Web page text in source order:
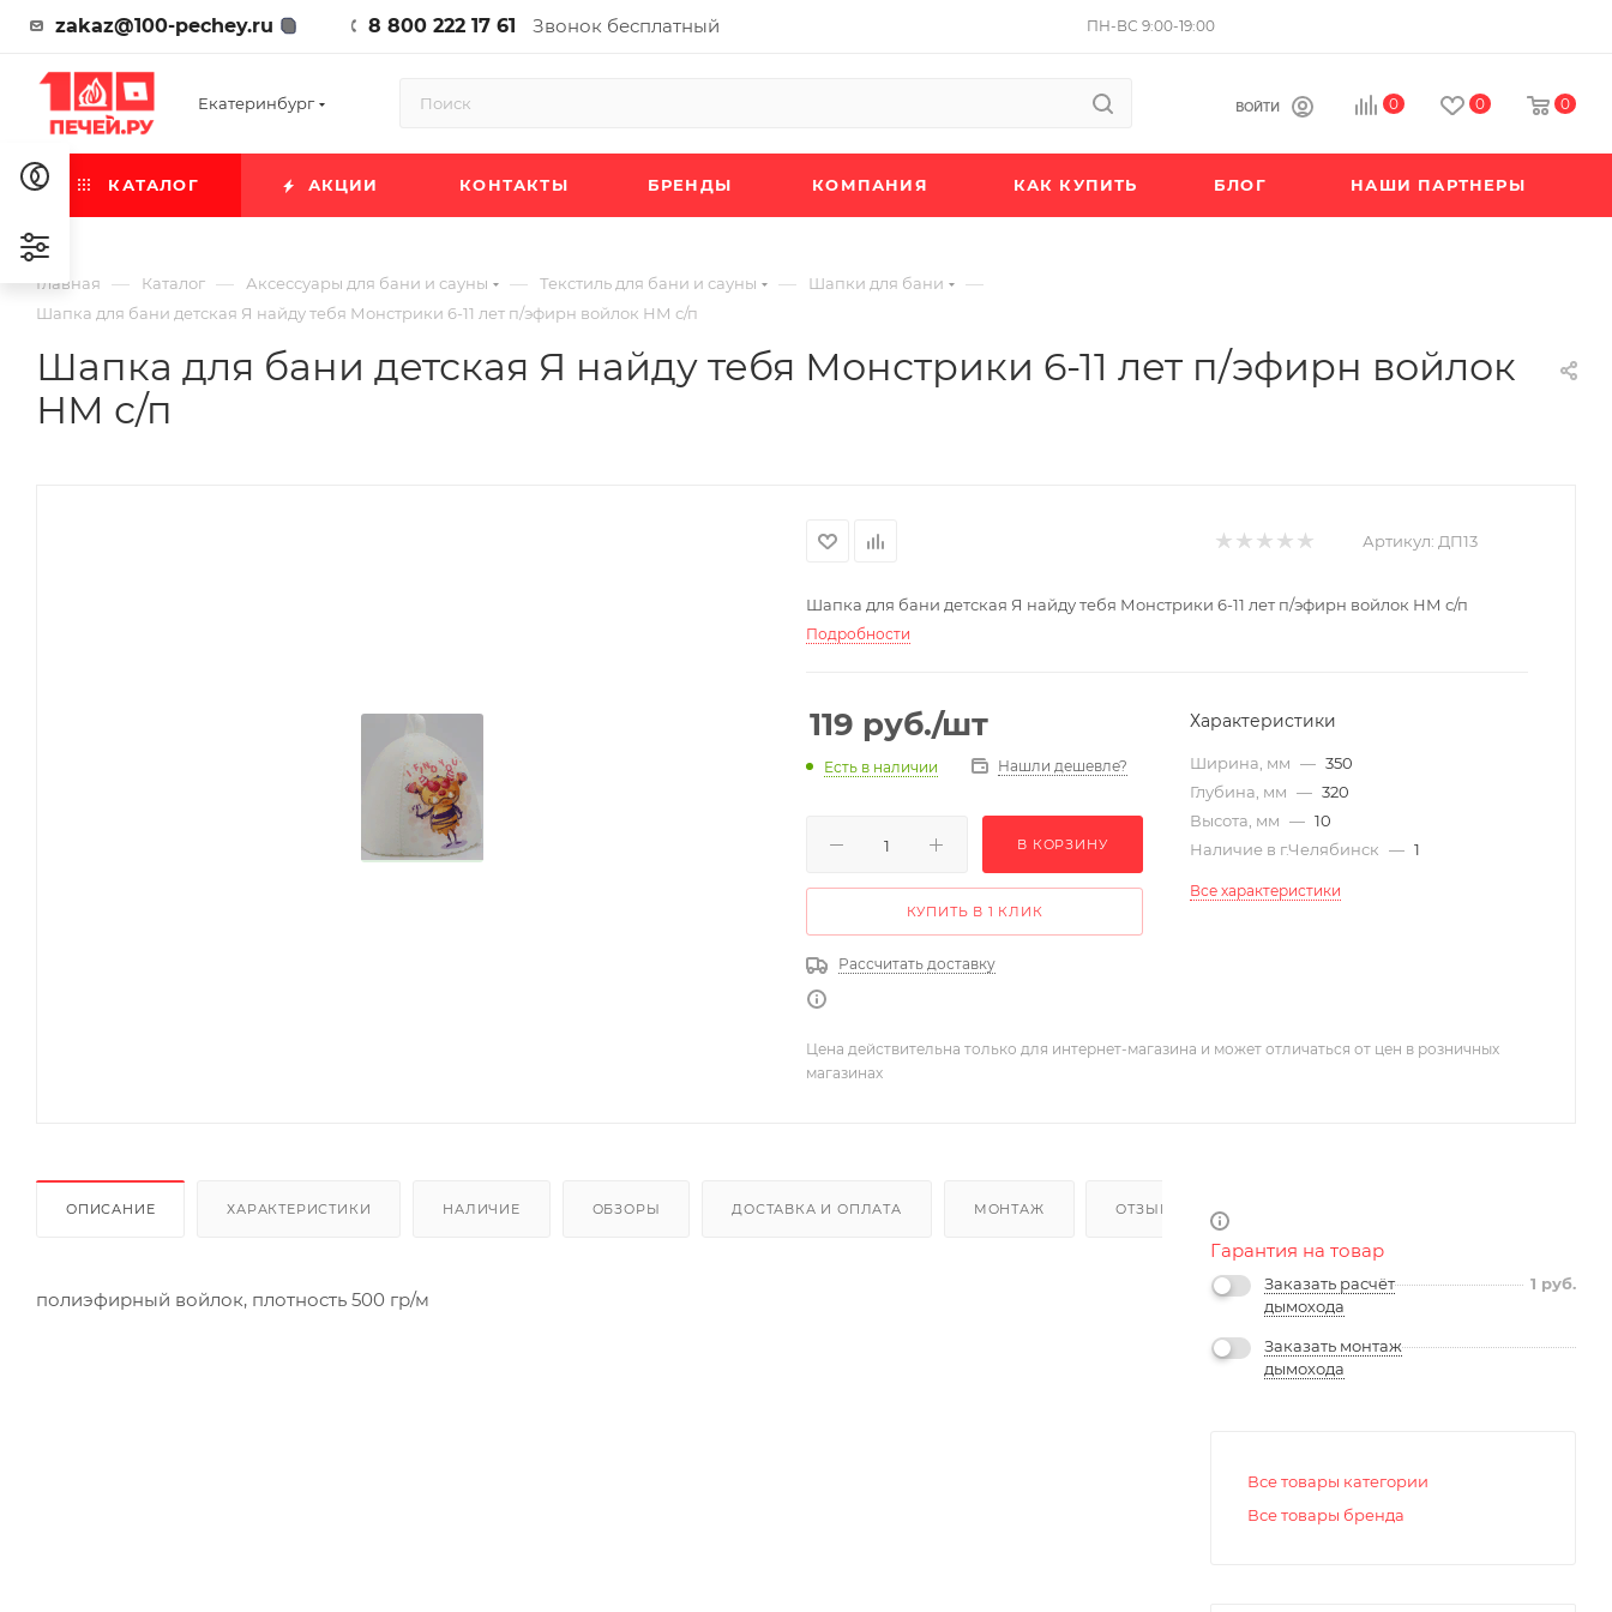
zakaz@100-pechey.ru 8 800 222 17 61 Звонок бесплатный ПН-ВС 9:00-19:00
Екатеринбург ВОЙТИ 0 0 0
КАТАЛОГ АКЦИИ КОНТАКТЫ БРЕНДЫ КОМПАНИЯ КАК КУПИТЬ БЛОГ НАШИ ПАРТНЕРЫ
Главная — Каталог — Аксессуары для бани и сауны — Текстиль для бани и сауны — Шапки для бани —
Шапка для бани детская Я найду тебя Монстрики 6-11 лет п/эфирн войлок НМ с/п
Шапка для бани детская Я найду тебя Монстрики 6-11 лет п/эфирн войлок
НМ с/п
Артикул: ДП13
Шапка для бани детская Я найду тебя Монстрики 6-11 лет п/эфирн войлок НМ с/п
Подробности
119 руб./шт
Есть в наличии Нашли дешевле?
В КОРЗИНУ
КУПИТЬ В 1 КЛИК
Рассчитать доставку
Характеристики
Ширина, мм — 350
Глубина, мм — 320
Высота, мм — 10
Наличие в г.Челябинск — 1
Все характеристики
Цена действительна только для интернет-магазина и может отличаться от цен в розничных
магазинах
ОПИСАНИЕ ХАРАКТЕРИСТИКИ НАЛИЧИЕ ОБЗОРЫ ДОСТАВКА И ОПЛАТА МОНТАЖ ОТЗЫВЫ
полиэфирный войлок, плотность 500 гр/м
Гарантия на товар
Заказать расчёт
дымохода
1 руб.
Заказать монтаж
дымохода
Все товары категории
Все товары бренда